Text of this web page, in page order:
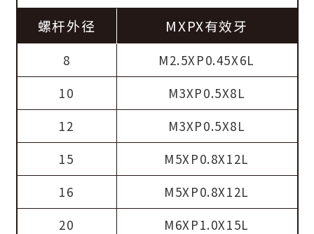
螺杆外径 MXPX有效牙
8
M2.5XP0.45X6L
10
M3XP0.5X8L
12
M3XP0.5X8L
15
M5XP0.8X12L
16
M5XP0.8X12L
20
M6XP1.0X15L